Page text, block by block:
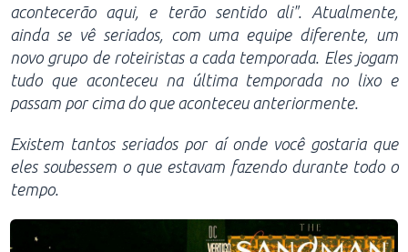
acontecerão aqui, e terão sentido ali". Atualmente,
ainda se vê seriados, com uma equipe diferente, um
novo grupo de roteiristas a cada temporada. Eles jogam
tudo que aconteceu na última temporada no lixo e
passam por cima do que aconteceu anteriormente.
Existem tantos seriados por aí onde você gostaria que
eles soubessem o que estavam fazendo durante todo o
tempo.